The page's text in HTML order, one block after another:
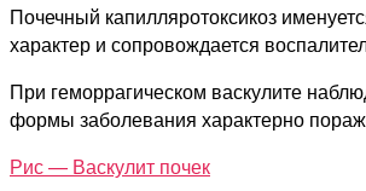
Почечный капилляротоксикоз
характер и сопровождается
При геморрагическом васкулите
формы заболевания характерно
Рис — Васкулит почек